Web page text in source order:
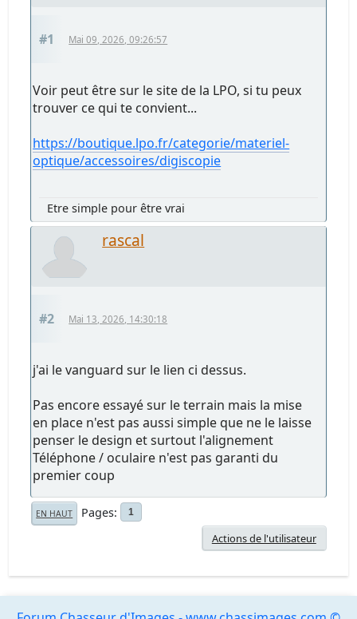
#1 Mai 09, 2026, 09:26:57
Voir peut être sur le site de la LPO, si tu peux
trouver ce qui te convient...
https://boutique.lpo.fr/categorie/materiel-
optique/accessoires/digiscopie
Etre simple pour être vrai
rascal
#2 Mai 13, 2026, 14:30:18
j'ai le vanguard sur le lien ci dessus.
Pas encore essayé sur le terrain mais la mise
en place n'est pas aussi simple que ne le laisse
penser le design et surtout l'alignement
Téléphone / oculaire n'est pas garanti du
premier coup
EN HAUT Pages 1
Actions de l'utilisateur